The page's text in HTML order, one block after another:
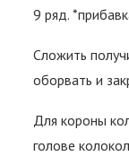
9 ряд.
Сложить
оборвать и
Для короны
голове